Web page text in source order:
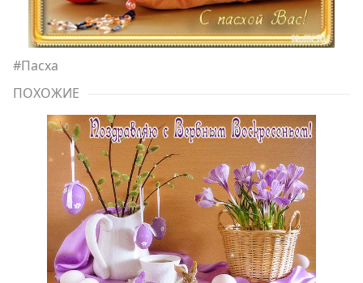
#Пасха
ПОХОЖИЕ